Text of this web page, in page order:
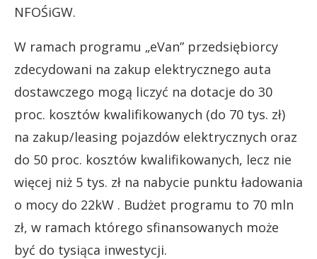
NFOŚiGW.
W ramach programu „eVan” przedsiębiorcy
zdecydowani na zakup elektrycznego auta
dostawczego mogą liczyć na dotacje do 30
proc. kosztów kwalifikowanych (do 70 tys. zł)
na zakup/leasing pojazdów elektrycznych oraz
do 50 proc. kosztów kwalifikowanych, lecz nie
więcej niż 5 tys. zł na nabycie punktu ładowania
o mocy do 22kW . Budżet programu to 70 mln
zł, w ramach którego sfinansowanych może
być do tysiąca inwestycji.